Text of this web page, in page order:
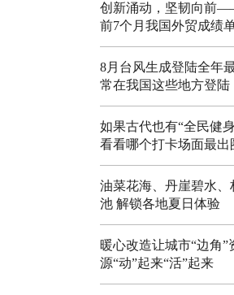
创新涌动，坚韧向前
前7个月我国外贸成绩
8月台风生成登陆全年
常在我国这些地方登陆
如果古代也有“全民健身
看看哪个打卡场面最出
油菜花海、丹崖碧水、
池 解锁各地夏日体验
暖心改造让城市“边角”
源“动”起来“活”起来